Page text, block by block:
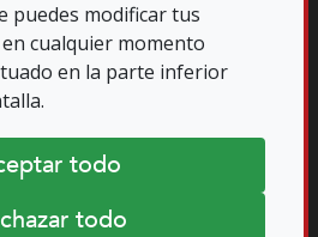
puedes modificar tus
cualquier momento
en la parte inferior
todo
todo